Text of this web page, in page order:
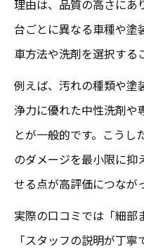
すめ
成田市 洗車で
高評価口コミから
口コミで評価
理由は、品質の高さにあ
台ごとに異なる車種や塗
車方法や洗剤を選択する
例えば、汚れの種類や塗
浄力に優れた中性洗剤や
とが一般的です。こうし
のダメージを最小限に抑
せる点が高評価につなが
実際の口コミでは「細部
「スタッフの説明が丁